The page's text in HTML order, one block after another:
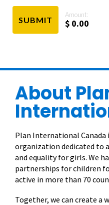
SUBMIT
Amount:
$ 0.00
About
Plan International Canada
organization dedicated to
and equality for girls. We
partnerships for children
active in more than 70
Together, we can create a